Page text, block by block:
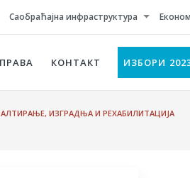
Саобраћајна инфраструктура
КОНТАКТ ИЗБОРИ
ИЗГРАДЊА И РЕХАБИЛИТАЦИЈА